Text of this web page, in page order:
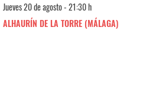
Jueves 20 de agosto - 21:30 h
ALHAURÍN DE LA TORRE (MÁLAGA)